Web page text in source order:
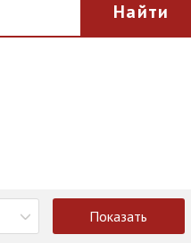
Найти
Показать